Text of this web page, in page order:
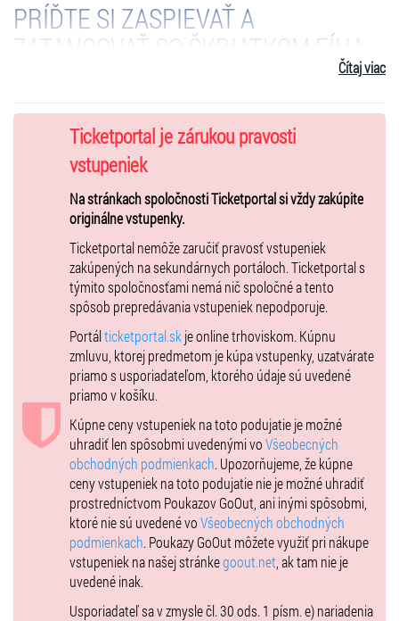
PRÍĎTE SI ZASPIEVAŤ A
ZATANCOVAŤ SO ŠKRIATKOM FÍHA
však dopadne románik medzi
Discotekusna kredenci latino? Ponorte sa s nami do sveta škriatka
FÍHA, na koncerte sa zabavia hudobníci, športovci aj bifľošky – všetci
super kamoši a kamošky
ROZCVIČKA S FÍHOU AJ OBED S
ROBOTOM
Počas rozcvičky vaše nohy robia dupi dupi a ruky robia ťapi ťapi.
to však znie, keď sa rozcvičuje celý kŕdeľ detí aj s rodičmi v kultúrnom
dome alebo divadle?
Zažiť to môžete na vlastnej koži a popritom sa
dozviete, či pán Robotvyjedol iba slivkový kompót a akoMyšky z
zvládli veľké upratovanie.
KONCERTUJEME PO CELOM
SLOVENSKU AJ V ČESKU
V desiatkach miest na celom Slovensku aj v Česku sa môžete
stretnúť so svojou obľúbenou Fíhou, Budíkom, Dinom, Robotom,
myškami aj žabkamia ďalšími kamarátmi škriatka FÍHA. Tancovať,
spievať, skákať, smiať sa a kričať je dovolené počas celého koncertu!
Dobrou náladou počas koncertu sa „nakazia“ všetci – aj ocko s
mamičkou.
Dĺžka predstavenia: 60 minút
Čítaj viac
Ticketportal je zárukou pravosti
vstupeniek
Na stránkach spoločnosti Ticketportal si vždy zakúpite
originálne vstupenky.
Ticketportal nemôže zaručiť pravosť vstupeniek
zakúpených na sekundárnych portáloch. Ticketportal s
týmito spoločnosťami nemá nič spoločné a tento
spôsob prepredávania vstupeniek nepodporuje.
Portálticketportal.skje online trhoviskom. Kúpnu
zmluvu, ktorej predmetom je kúpa vstupenky, uzatvárate
priamo s usporiadateľom, ktorého údaje sú uvedené
priamo v košíku.
Kúpne ceny vstupeniek na toto podujatie je možné
uhradiť len spôsobmi uvedenými voVšeobecných
obchodných podmienkach. Upozorňujeme, že kúpne
ceny vstupeniek na toto podujatie nie je možné uhradiť
prostredníctvom Poukazov GoOut, ani inými spôsobmi,
ktoré nie sú uvedené voVšeobecných obchodných
podmienkach. Poukazy GoOut môžete využiť pri nákupe
vstupeniek na našej stránkegoout.net, ak tam nie je
uvedené inak.
Usporiadateľ sa v zmysle čl. 30 ods. 1 písm. e) nariadenia